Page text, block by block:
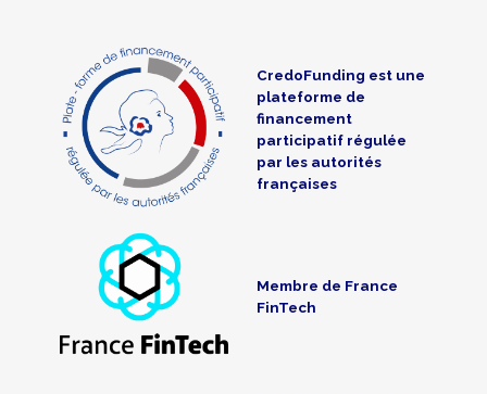
CredoFunding est une
plateforme de
financement
participatif régulée
par les autorités
françaises
Membre de France
FinTech